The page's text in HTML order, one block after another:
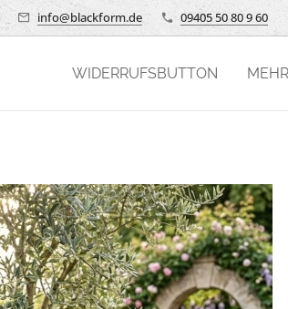
info@blackform.de 09405 50 80 9 60
WIDERRUFSBUTTON MEHR